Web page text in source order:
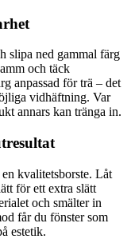
slipa ned gammal färg
och täck
anpassad för trä – det
vidhäftning. Var
annars kan tränga in.
kvalitetsborste. Låt
för ett extra slätt
och smälter in
får du fönster som
estetik.